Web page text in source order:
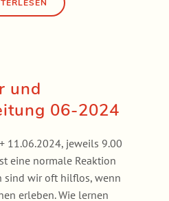
und
06-2024
11.06.2024, jeweils 9.00
eine normale Reaktion
sind wir oft hilflos, wenn
erleben. Wie lernen